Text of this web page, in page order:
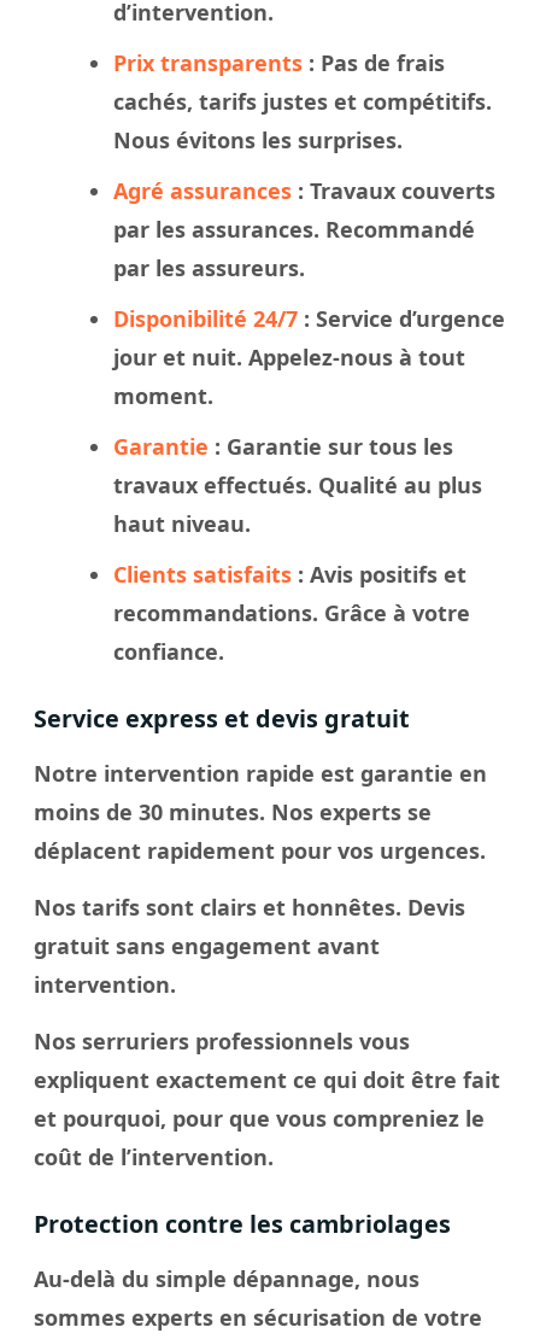
d’intervention.
Prix transparents : Pas de frais
cachés, tarifs justes et compétitifs.
Nous évitons les surprises.
Agré assurances : Travaux couverts
par les assurances. Recommandé
par les assureurs.
Disponibilité 24/7 : Service d’urgence
jour et nuit. Appelez-nous à tout
moment.
Garantie : Garantie sur tous les
travaux effectués. Qualité au plus
haut niveau.
Clients satisfaits : Avis positifs et
recommandations. Grâce à votre
confiance.
Service express et devis gratuit
Notre intervention rapide est garantie en
moins de 30 minutes. Nos experts se
déplacent rapidement pour vos urgences.
Nos tarifs sont clairs et honnêtes. Devis
gratuit sans engagement avant
intervention.
Nos serruriers professionnels vous
expliquent exactement ce qui doit être fait
et pourquoi, pour que vous compreniez le
coût de l’intervention.
Protection contre les cambriolages
Au-delà du simple dépannage, nous
sommes experts en sécurisation de votre